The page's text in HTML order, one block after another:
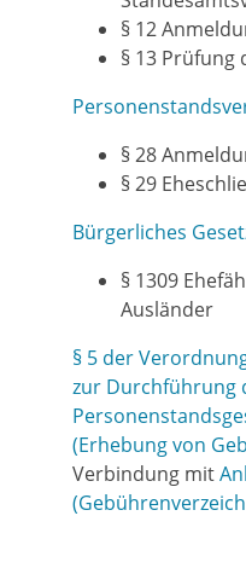
§ 12
§ 13 Prüfung
§ 28
§ 29
Bürgerliches
§ 1309
Ausländer
§ 5 der
zur Durchführung
(Erhebung von
Verbindung mit